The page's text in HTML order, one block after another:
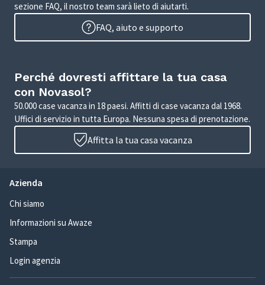
sezione FAQ, il nostro team sarà lieto di aiutarti.
FAQ, aiuto e supporto
Perché dovresti affittare la tua casa
con Novasol?
50.000 case vacanza in 18 paesi. Affitti di case vacanza dal 1968.
Uffici di servizio in tutta Europa. Nessuna spesa di prenotazione.
Affitta la tua casa vacanza
Azienda
Chi siamo
Informazioni su Awaze
Stampa
Login agenzia